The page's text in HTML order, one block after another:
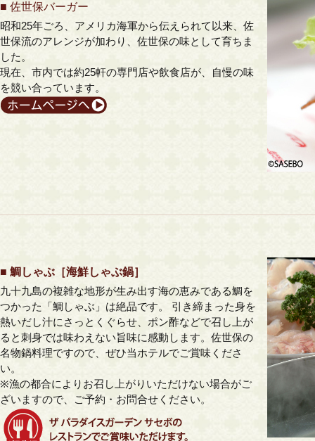
■ 佐世保バーガー
昭和25年ごろ、アメリカ海軍から伝えられて以来、佐
世保流のアレンジが加わり、佐世保の味として育ちま
した。
現在、市内では約25軒の専門店や飲食店が、自慢の味
を競い合っています。
■ 鯛しゃぶ［海鮮しゃぶ鍋］
九十九島の複雑な地形が生み出す海の恵みである鯛を
つかった「鯛しゃぶ」は絶品です。 引き締まった身を
熱いだし汁にさっとくぐらせ、ポン酢などで召し上が
ると刺身では味わえない旨味に感動します。佐世保の
名物鍋料理ですので、ぜひ当ホテルでご賞味くださ
い。
※漁の都合によりお召し上がりいただけない場合がご
ざいますので、ご予約・お問合せください。